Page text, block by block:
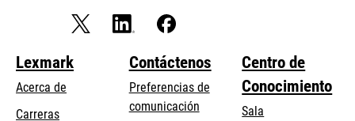
Lexmark
Acerca de
Carreras
Contáctenos
Preferencias de
comunicación
Centro de
Conocimiento
Sala